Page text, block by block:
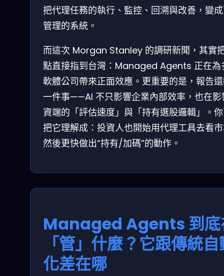
把代理任務的執行、監控、回溯與改善，變
管理的系統。
而這次 Morgan Stanley 的調研新聞，其實
點直接指到台灣：Managed Agents 正在為
軟體公司帶來正面效應。更重要的是，報告
一件事——AI 不只影響企業內部效率，也在影
資端的「評估速度」與「持有選股邏輯」。
把它理解成：投資人也開始用代理工具去看
然後更快做出“持有/加碼”的動作。
Managed Agents 到底
「管」什麼？它跟傳統
化差在哪